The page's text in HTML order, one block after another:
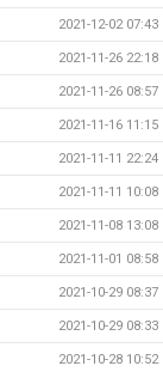
2021-12-02 07:43
2021-11-26 22:18
2021-11-26 08:57
2021-11-16 11:15
2021-11-11 22:24
2021-11-11 10:08
2021-11-08 13:08
2021-11-01 08:58
2021-10-29 08:37
2021-10-29 08:33
2021-10-28 10:52